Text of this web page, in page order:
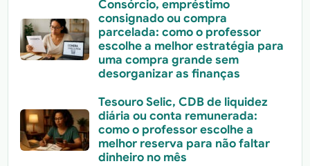
Consórcio, empréstimo
consignado ou compra
parcelada: como o professor
escolhe a melhor estratégia para
uma compra grande sem
desorganizar as finanças
Tesouro Selic, CDB de liquidez
diária ou conta remunerada:
como o professor escolhe a
melhor reserva para não faltar
dinheiro no mês